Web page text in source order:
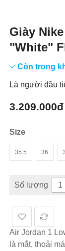
Giày
"White"
Còn trong
Là người đầu
3.209.000đ
Size
35.5 36
Số lượng
Air Jordan 1
là mắt, thoải
Chuyển
hình